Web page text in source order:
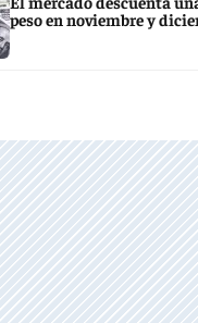
peso en noviembre y